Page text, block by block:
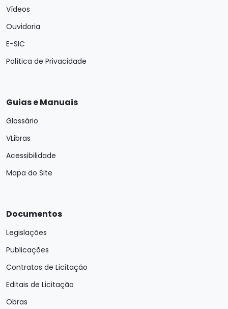
Vídeos
Ouvidoria
E-SIC
Política de Privacidade
Guias e Manuais
Glossário
VLibras
Acessibilidade
Mapa do Site
Documentos
Legislações
Publicações
Contratos de Licitação
Editais de Licitação
Obras